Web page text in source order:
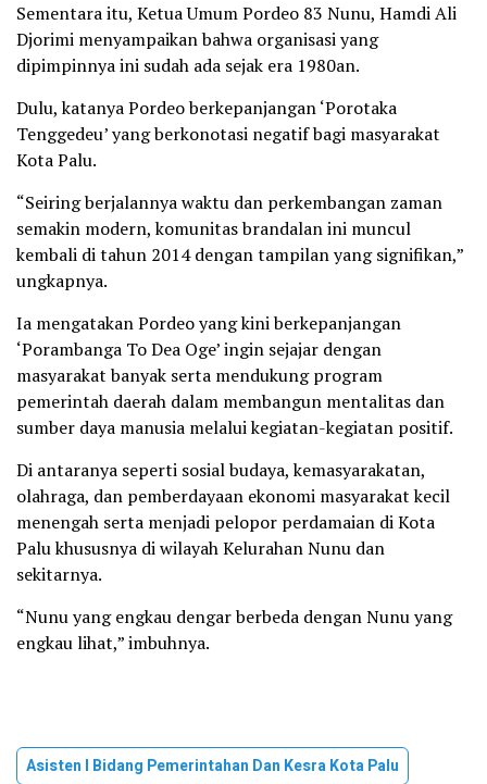
Sementara itu, Ketua Umum Pordeo 83 Nunu, Hamdi Ali
Djorimi menyampaikan bahwa organisasi yang
dipimpinnya ini sudah ada sejak era 1980an.
Dulu, katanya Pordeo berkepanjangan ‘Porotaka
Tenggedeu’ yang berkonotasi negatif bagi masyarakat
Kota Palu.
“Seiring berjalannya waktu dan perkembangan zaman
semakin modern, komunitas brandalan ini muncul
kembali di tahun 2014 dengan tampilan yang signifikan,”
ungkapnya.
Ia mengatakan Pordeo yang kini berkepanjangan
‘Porambanga To Dea Oge’ ingin sejajar dengan
masyarakat banyak serta mendukung program
pemerintah daerah dalam membangun mentalitas dan
sumber daya manusia melalui kegiatan-kegiatan positif.
Di antaranya seperti sosial budaya, kemasyarakatan,
olahraga, dan pemberdayaan ekonomi masyarakat kecil
menengah serta menjadi pelopor perdamaian di Kota
Palu khususnya di wilayah Kelurahan Nunu dan
sekitarnya.
“Nunu yang engkau dengar berbeda dengan Nunu yang
engkau lihat,” imbuhnya.
Asisten I Bidang Pemerintahan Dan Kesra Kota Palu